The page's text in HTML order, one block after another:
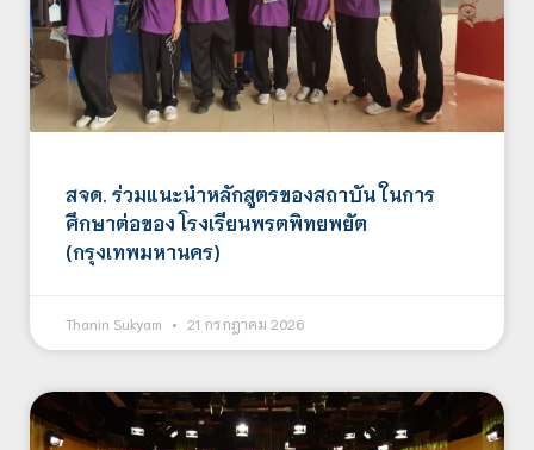
สจด. ร่วมแนะนำหลักสูตรของสถาบัน ในการ
ศึกษาต่อของ โรงเรียนพรตพิทยพยัต
(กรุงเทพมหานคร)
Thanin Sukyam 21 กรกฎาคม 2026